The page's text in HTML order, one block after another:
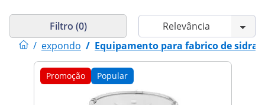
/ expondo / Equipamento para fabrico de sidra
Filtro (0)
Promoção Popular